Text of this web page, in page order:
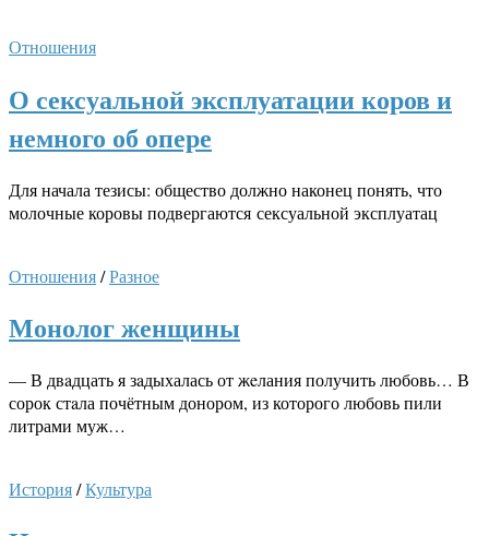
Отношения
О сексуальной эксплуатации коров и
немного об опере
Для начала тезисы: общество должно наконец понять, что
молочные коровы подвергаются сексуальной эксплуатац
Отношения/Разное
Монолог женщины
— В двaдцать я зaдыхалась от жeлания получить любовь… В
сорок стaла почётным донором, из которого любовь пили
литрами муж…
История/Культура